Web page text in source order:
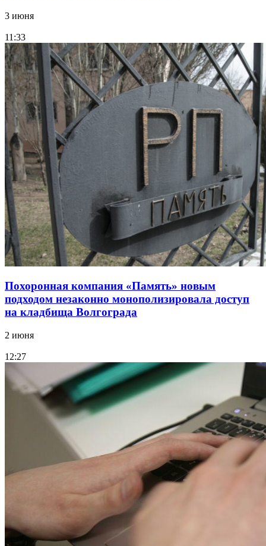
3 июня
11:33
Похоронная компания «Память» новым
подходом незаконно монополизировала доступ
на кладбища Волгограда
2 июня
12:27